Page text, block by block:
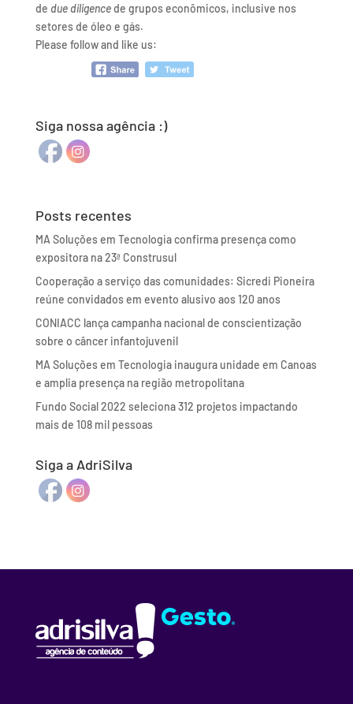
de due diligencede grupos econômicos, inclusive nos
setores de óleo e gás.
Please follow and like us:
Siga nossa agência :)
Posts recentes
MA Soluções em Tecnologia confirma presença como
expositora na 23ª Construsul
Cooperação a serviço das comunidades: Sicredi Pioneira
reúne convidados em evento alusivo aos 120 anos
CONIACC lança campanha nacional de conscientização
sobre o câncer infantojuvenil
MA Soluções em Tecnologia inaugura unidade em Canoas
e amplia presença na região metropolitana
Fundo Social 2022 seleciona 312 projetos impactando
mais de 108 mil pessoas
Siga a AdriSilva